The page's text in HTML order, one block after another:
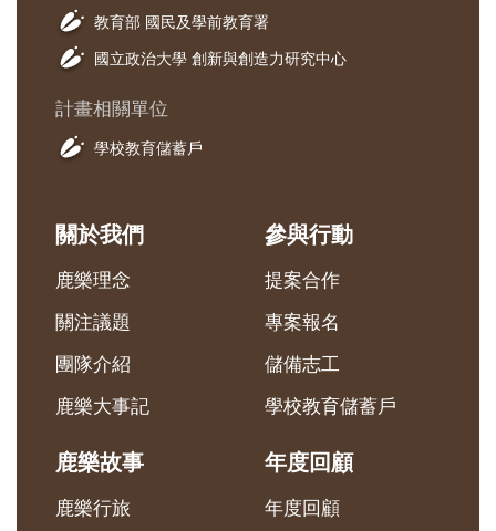
教育部 國民及學前教育署
國立政治大學 創新與創造力研究中心
計畫相關單位
學校教育儲蓄戶
關於我們
鹿樂理念
關注議題
團隊介紹
鹿樂大事記
參與行動
提案合作
專案報名
儲備志工
學校教育儲蓄戶
鹿樂故事
鹿樂行旅
年度回顧
年度回顧